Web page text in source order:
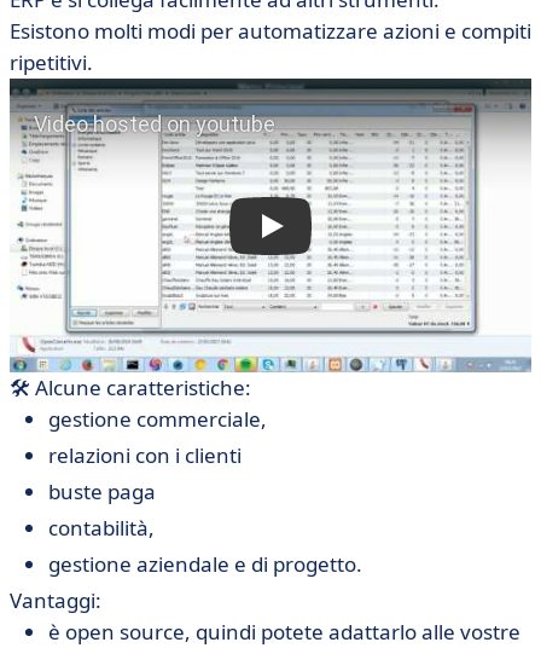
Esistono molti modi per automatizzare azioni e compiti
ripetitivi.
🛠 Alcune caratteristiche:
gestione commerciale,
relazioni con i clienti
buste paga
contabilità,
gestione aziendale e di progetto.
Vantaggi:
è open source, quindi potete adattarlo alle vostre